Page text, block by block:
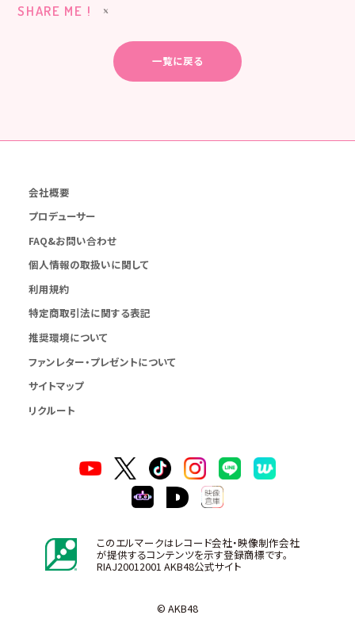
SHARE ME !
一覧に戻る
会社概要
プロデューサー
FAQ&お問い合わせ
個人情報の取扱いに関して
利用規約
特定商取引法に関する表記
推奨環境について
ファンレター・プレゼントについて
サイトマップ
リクルート
このエルマークはレコード会社・映像制作会社
が提供するコンテンツを示す登録商標です。
RIAJ20012001 AKB48公式サイト
© AKB48